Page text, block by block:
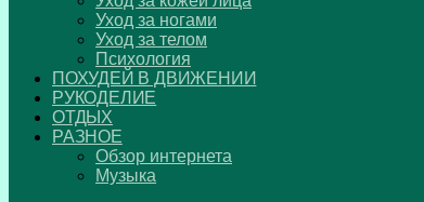
Уход за ногами
Уход за телом
Психология
ПОХУДЕЙ В ДВИЖЕНИИ
РУКОДЕЛИЕ
ОТДЫХ
РАЗНОЕ
Обзор интернета
Музыка